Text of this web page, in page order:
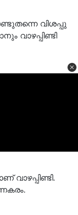
വിശപ്പു
വാഴപ്പിണ്ടി